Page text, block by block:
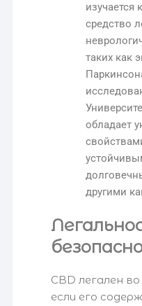
изучается
средство
таких как
обладает
другими
CBD легален
если его